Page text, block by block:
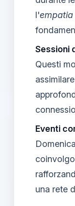
l'empatia
Sessioni
Questi
Eventi
una rete